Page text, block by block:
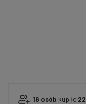
16 osób kupiło 22